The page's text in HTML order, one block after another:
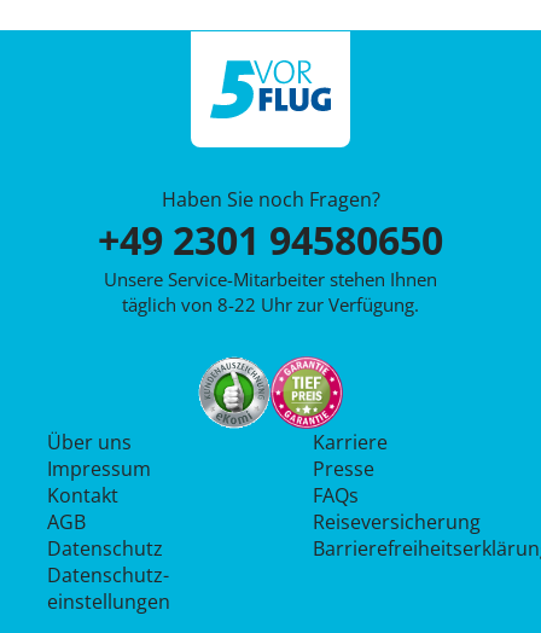
Haben Sie noch Fragen?
+49 2301 94580650
Unsere Service-Mitarbeiter stehen Ihnen
täglich von 8-22 Uhr zur Verfügung.
Über uns
Impressum
Kontakt
AGB
Datenschutz
Datenschutz­
einstellungen
Karriere
Presse
FAQs
Reiseversicherung